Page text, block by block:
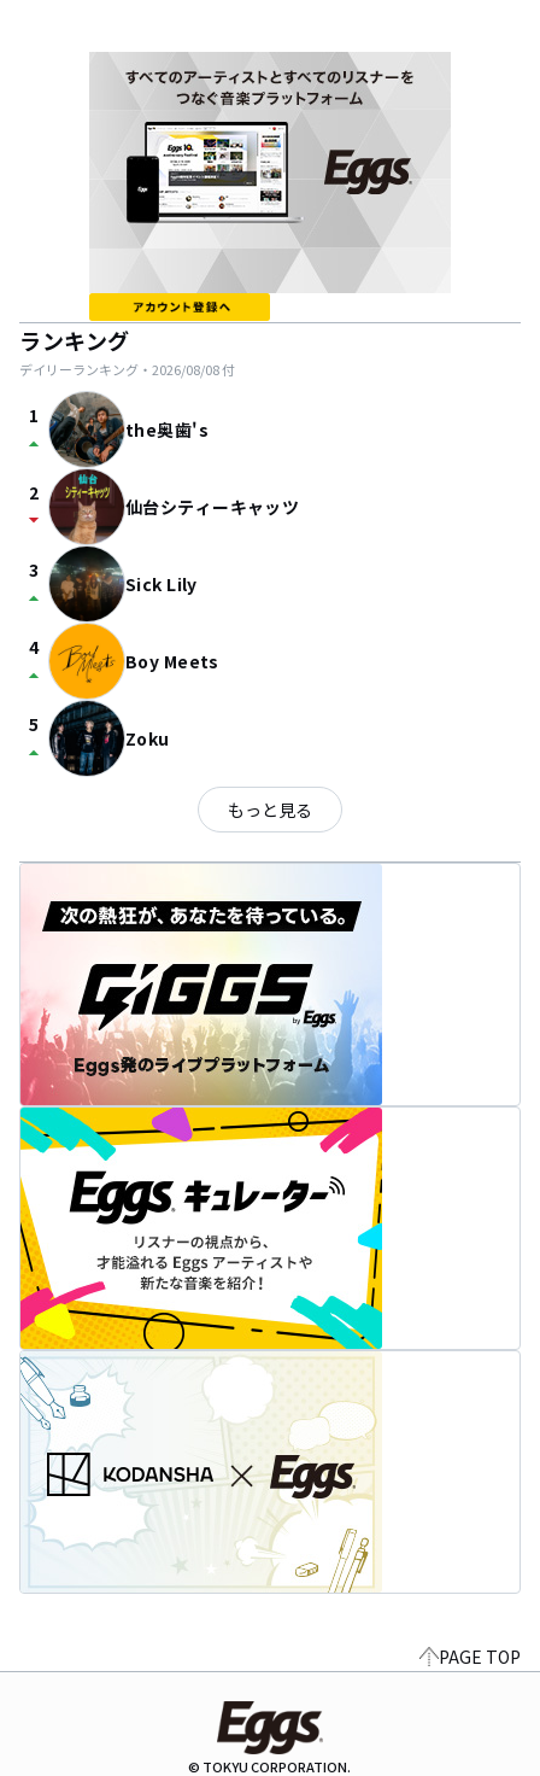
ランキング
デイリーランキング・ 2026/08/08付
1
arrow_drop_up the奥歯's
2
arrow_drop_down 仙台シティーキャッツ
3
arrow_drop_up Sick Lily
4
arrow_drop_up Boy Meets
5
arrow_drop_up Zoku
もっと見る
PAGE TOP
© TOKYU CORPORATION.